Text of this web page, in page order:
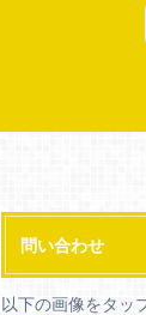
問い合わせ
以下の画像をタッ